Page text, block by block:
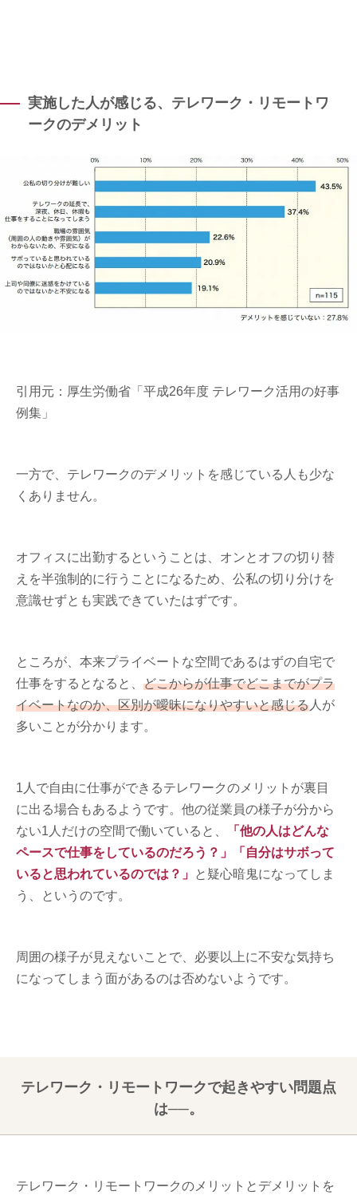
実施した人が感じる、テレワーク・リモートワ
ークのデメリット
引用元：厚生労働省「平成26年度 テレワーク活用の好事
例集」
一方で、テレワークのデメリットを感じている人も少な
くありません。
オフィスに出勤するということは、オンとオフの切り替
えを半強制的に行うことになるため、公私の切り分けを
意識せずとも実践できていたはずです。
ところが、本来プライベートな空間であるはずの自宅で
仕事をするとなると、 どこからが仕事でどこまでがプラ
イベートなのか、区別が曖昧になりやすいと感じる 人が
多いことが分かります。
1人で自由に仕事ができるテレワークのメリットが裏目
に出る場合もあるようです。他の従業員の様子が分から
ない1人だけの空間で働いていると、
「他の人はどんな
ペースで仕事をしているのだろう？」「自分はサボって
いると思われているのでは？」 と疑心暗鬼になってしま
う、というのです。
周囲の様子が見えないことで、必要以上に不安な気持ち
になってしまう面があるのは否めないようです。
テレワーク・リモートワークで起きやすい問題点
は──。
テレワーク・リモートワークのメリットとデメリットを